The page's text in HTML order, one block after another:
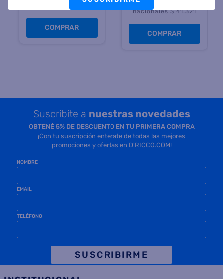
COMPRAR
Precio sin impuestos
nacionales $ 41.321
COMPRAR
Suscribite a nuestras novedades
OBTENÉ 5% DE DESCUENTO EN TU PRIMERA COMPRA
¡Con tu suscripción enterate de todas las mejores
promociones y ofertas en D'RICCO.COM!
NOMBRE
EMAIL
TELÉFONO
SUSCRIBIRME